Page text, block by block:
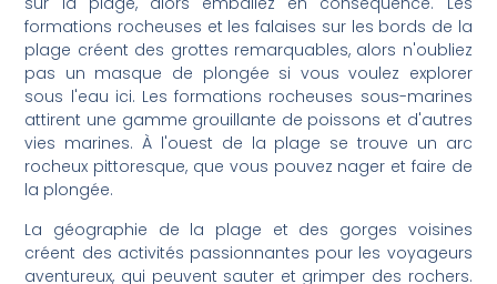
formations rocheuses et les falaises sur les bords de la
plage créent des grottes remarquables, alors n'oubliez
pas un masque de plongée si vous voulez explorer
sous l'eau ici. Les formations rocheuses sous-marines
attirent une gamme grouillante de poissons et d'autres
vies marines. À l'ouest de la plage se trouve un arc
rocheux pittoresque, que vous pouvez nager et faire de
la plongée.
La géographie de la plage et des gorges voisines
créent des activités passionnantes pour les voyageurs
aventureux, qui peuvent sauter et grimper des rochers.